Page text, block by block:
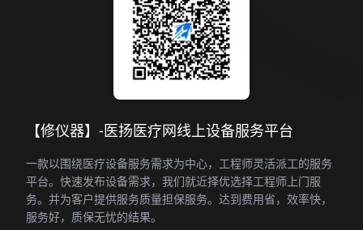
【修仪器】-医扬医疗网线上设备服务平台
一款以围绕医疗设备服务需求为中心，工程师灵活派工的服务
平台。快速发布设备需求，我们就近择优选择工程师上门服
务。并为客户提供服务质量担保服务。达到费用省，效率快，
服务好，质保无忧的结果。